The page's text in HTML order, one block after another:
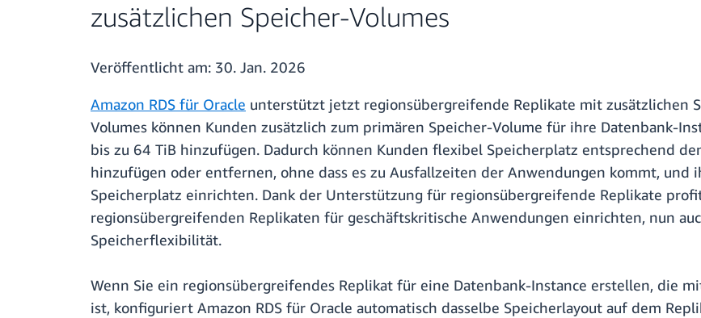
zusätzlichen Speicher-Volumes
Veröffentlicht am: 30. Jan. 2026
Amazon RDS für Oracle unterstützt jetzt regionsübergreifende Replikate mit zusätzlichen
Volumes können Kunden zusätzlich zum primären Speicher-Volume für ihre Datenbank-
bis zu 64 TiB hinzufügen. Dadurch können Kunden flexibel Speicherplatz entsprechend
hinzufügen oder entfernen, ohne dass es zu Ausfallzeiten der Anwendungen kommt, und
Speicherplatz einrichten. Dank der Unterstützung für regionsübergreifende Replikate
regionsübergreifenden Replikaten für geschäftskritische Anwendungen einrichten, nun
Speicherflexibilität.
Wenn Sie ein regionsübergreifendes Replikat für eine Datenbank-Instance erstellen, die
ist, konfiguriert Amazon RDS für Oracle automatisch dasselbe Speicherlayout auf dem